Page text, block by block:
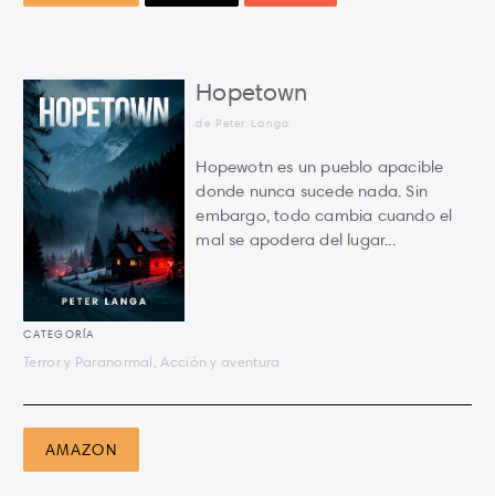
Hopetown
de Peter Langa
Hopewotn es un pueblo apacible
donde nunca sucede nada. Sin
embargo, todo cambia cuando el
mal se apodera del lugar...
CATEGORÍA
Terror y Paranormal, Acción y aventura
AMAZON